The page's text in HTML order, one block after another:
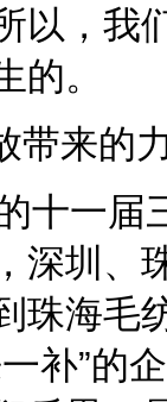
以，我
的。
带来的
十一届
深圳、
珠海毛
补”的